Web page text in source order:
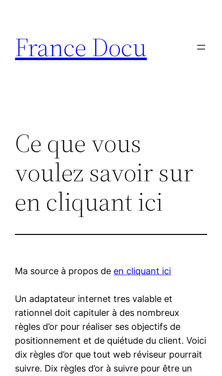
contenu
France Docu
Ce que vous
voulez savoir sur
en cliquant ici
Ma source à propos de en cliquant ici
Un adaptateur internet tres valable et
rationnel doit capituler à des nombreux
règles d’or pour réaliser ses objectifs de
positionnement et de quiétude du client. Voici
dix règles d’or que tout web réviseur pourrait
suivre. Dix règles d’or à suivre pour être un